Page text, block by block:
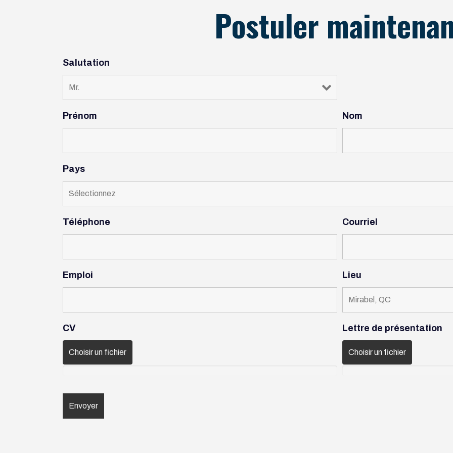
Postuler
Salutation
Prénom Nom
Pays
Téléphone Courriel
Emploi Lieu
CV
Choisir un fichier
Lettre de présentation
Choisir un fichier